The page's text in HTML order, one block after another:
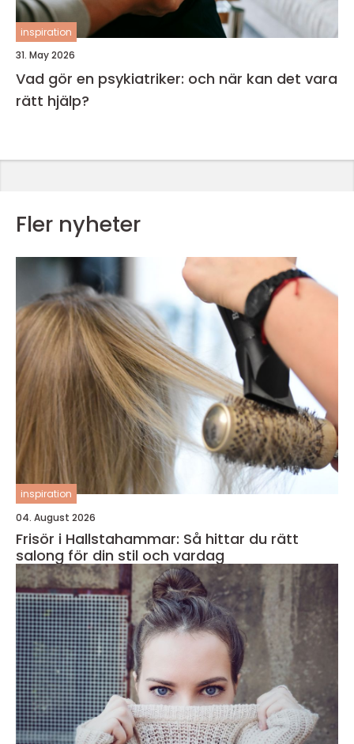
inspiration
31. May 2026
Vad gör en psykiatriker: och när kan det vara
rätt hjälp?
Fler nyheter
inspiration
04. August 2026
Frisör i Hallstahammar: Så hittar du rätt
salong för din stil och vardag